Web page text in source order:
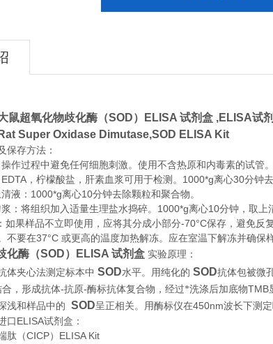
鼠超氧化物歧化酶（SOD）ELISA 试剂盒 ,ELISA试
Rat Super Oxidase Dimutase,SOD ELISA Kit
保存方法：
程中避免任何细胞刺激。使用不含热原和内毒素的试管。
，柠檬酸盐，肝素血浆可用于检测。1000*g离心30分钟去
1000*g离心10分钟去除颗粒和聚合物。
组织加入适量生理盐水捣碎。1000*g离心10分钟，取上
品不立即使用，应将其分成小部分-70°C保存，避免反复
不要在37°C 或更高的温度加热解冻。应在室温下解冻并确保
化酶（SOD）ELISA 试剂盒 实验原理 ：
体夹心法测定标本中 SOD水平。用纯化的 SOD抗体包被微
，形成抗体-抗原-酶标抗体复合物，经过*洗涤后加底物TMB
浅和样品中的 SOD呈正相关。用酶标仪在450nm波长下测
口ELISA试剂盒：
肽（CⅠCP）ELISA Kit